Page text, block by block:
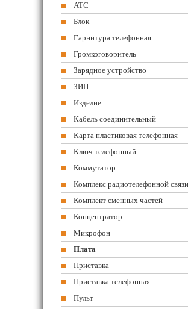
АТС
Блок
Гарнитура телефонная
Громкоговоритель
Зарядное устройство
ЗИП
Изделие
Кабель соединительный
Карта пластиковая телефонная
Ключ телефонный
Коммутатор
Комплекс радиотелефонной связи
Комплект сменных частей
Концентратор
Микрофон
Плата
Приставка
Приставка телефонная
Пульт